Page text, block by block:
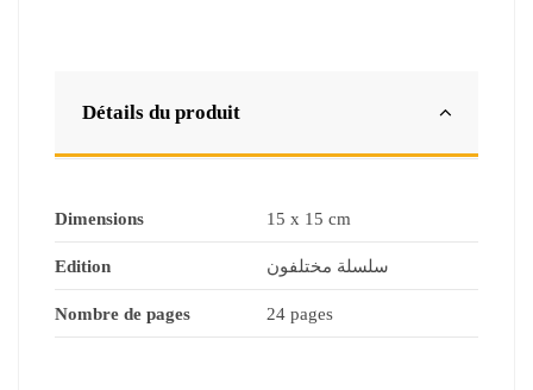
Détails du produit
Dimensions 15 x 15 cm
Edition سلسلة مختلفون
Nombre de pages 24 pages